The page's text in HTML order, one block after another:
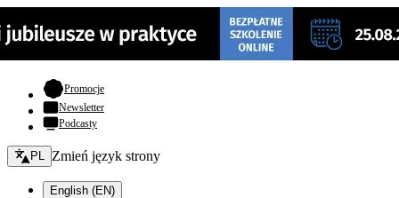
Promocje- otwiera się w nowej karcie
Newsletter
Podcasty
Zmień język - bieżący:
PL Zmień język strony
English (EN)